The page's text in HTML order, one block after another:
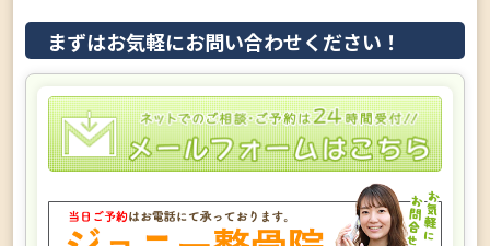
まずはお気軽にお問い合わせください！